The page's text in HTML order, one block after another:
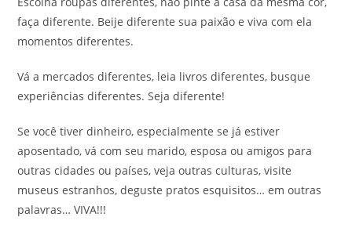
faça diferente. Beije diferente sua paixão e viva com ela
momentos diferentes.
Vá a mercados diferentes, leia livros diferentes, busque
experiências diferentes. Seja diferente!
Se você tiver dinheiro, especialmente se já estiver
aposentado, vá com seu marido, esposa ou amigos para
outras cidades ou países, veja outras culturas, visite
museus estranhos, deguste pratos esquisitos… em outras
palavras… VIVA!!!